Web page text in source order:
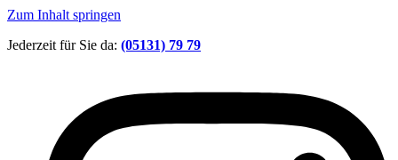
Zum Inhalt springen
Jederzeit für Sie da: (05131) 79 79